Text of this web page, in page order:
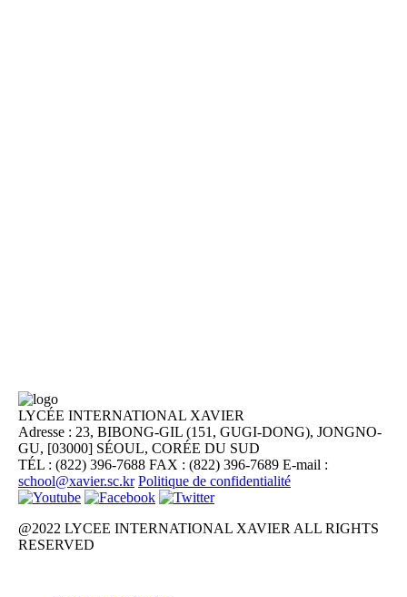
LYCÉE INTERNATIONAL XAVIER
Adresse : 23, BIBONG-GIL (151, GUGI-DONG), JONGNO-
GU, [03000] SÉOUL, CORÉE DU SUD
TÉL : (822) 396-7688 FAX : (822) 396-7689 E-mail :
school@xavier.sc.kr Politique de confidentialité
@2022 LYCEE INTERNATIONAL XAVIER ALL RIGHTS
RESERVED